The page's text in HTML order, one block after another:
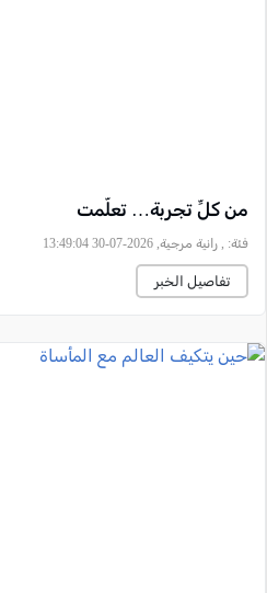
من كلِّ تجربة… تعلّمت
فئة: , رانية مرجية, 2026-07-30 13:49:04
تفاصيل الخبر